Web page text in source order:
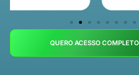
QUERO ACESSO